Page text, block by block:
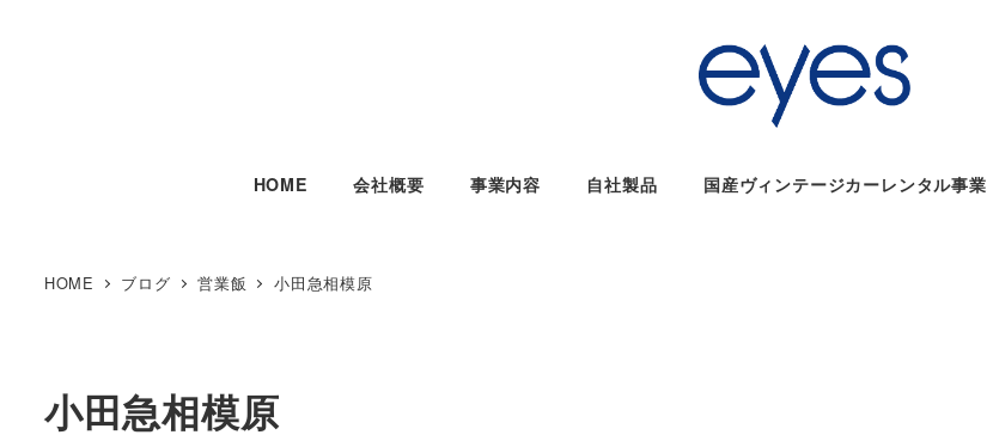
HOME 会社概要 事業内容 自社製品 国産ヴィンテージカーレンタル事業
HOME ブログ 営業飯 小田急相模原
小田急相模原